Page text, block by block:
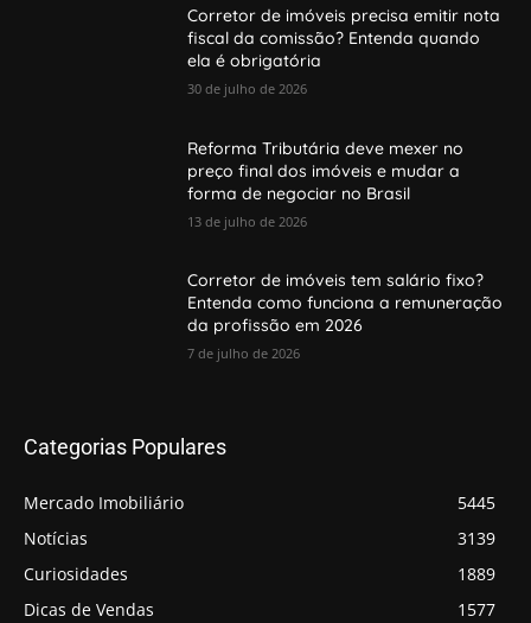
Corretor de imóveis precisa emitir nota
fiscal da comissão? Entenda quando
ela é obrigatória
30 de julho de 2026
Reforma Tributária deve mexer no
preço final dos imóveis e mudar a
forma de negociar no Brasil
13 de julho de 2026
Corretor de imóveis tem salário fixo?
Entenda como funciona a remuneração
da profissão em 2026
7 de julho de 2026
Categorias Populares
Mercado Imobiliário
5445
Notícias
3139
Curiosidades
1889
Dicas de Vendas
1577